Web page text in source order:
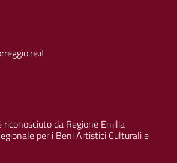
da Regione Emilia-
per i Beni Artistici Culturali e